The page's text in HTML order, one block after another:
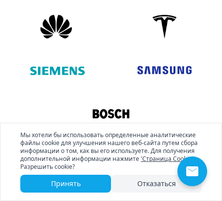
Мы хотели бы использовать определенные аналитические
файлы cookie для улучшения нашего веб-сайта путем сбора
информации о том, как вы его используете. Для получения
дополнительной информации нажмите'Страница Cookie'.
Разрешить cookie?
Принять Отказаться